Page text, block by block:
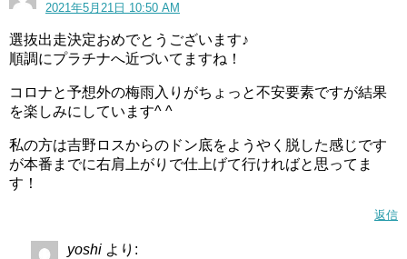
2021年5月21日 10:50 AM
選抜出走決定おめでとうございます♪
順調にプラチナへ近づいてますね！
コロナと予想外の梅雨入りがちょっと不安要素ですが結果
を楽しみにしています^ ^
私の方は吉野ロスからのドン底をようやく脱した感じです
が本番までに右肩上がりで仕上げて行ければと思ってま
す！
返信
yoshi より: